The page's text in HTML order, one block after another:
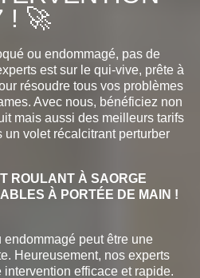
! 🚀
ou endommagé, pas de
est sur le qui-vive, prête à
résoudre tous vos problèmes
Avec nous, bénéficiez non
mais aussi des meilleurs tarifs
volet récalcitrant perturber
ROULANT À SAORGE
À PORTÉE DE MAIN !
peut être une
Heureusement, nos experts
efficace et rapide.